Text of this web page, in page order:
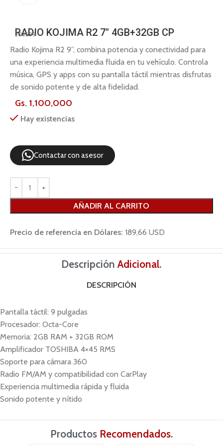
RADIO KOJIMA R2 7″ 4GB+32GB CP
202699
Radio Kojima R2 9”, combina potencia y conectividad para
una experiencia multimedia fluida en tu vehículo. Controla
música, GPS y apps con su pantalla táctil mientras disfrutas
de sonido potente y de alta fidelidad.
Gs. 1,100,000
Hay existencias
Contactar con asesor
AÑADIR AL CARRITO
Precio de referencia en Dólares: 189,66 USD
DescripciónAdicional.
DESCRIPCIÓN
Pantalla táctil: 9 pulgadas
Procesador: Octa-Core
Memoria: 2GB RAM + 32GB ROM
Amplificador TOSHIBA 4×45 RMS
Soporte para cámara 360
Radio FM/AM y compatibilidad con CarPlay
Experiencia multimedia rápida y fluida
Sonido potente y nítido
Productos Recomendados.